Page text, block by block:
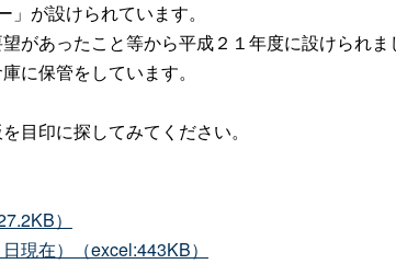
が設けられています。
があったこと等から平成２１年度に設けられま
に保管をしています。
目印に探してみてください。
）
現在）（excel:443KB）